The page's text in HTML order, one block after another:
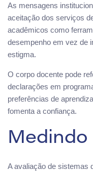
As mensagens
aceitação dos serviços
acadêmicos como
desempenho em vez de
estigma.
O corpo docente pode
declarações em
preferências de
fomenta a confiança.
Medindo
A avaliação de sistemas